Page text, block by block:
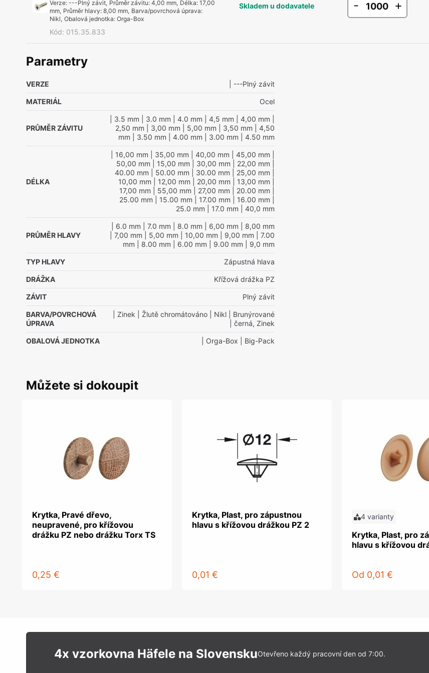
Verze: ---Plný závit, Průměr závitu: 4,00 mm, Délka: 17,00
mm, Průměr hlavy: 8,00 mm, Barva/povrchová úprava:
Nikl, Obalová jednotka: Orga-Box
Kód: 015.35.833
Skladem u dodavatele - +
Parametry
VERZE | ---Plný závit
MATERIÁL Ocel
PRŮMĚR ZÁVITU
| 3.5 mm | 3.0 mm | 4.0 mm | 4,5 mm | 4,00 mm
2,50 mm | 3,00 mm | 5,00 mm | 3,50 mm | 4,50
mm | 3.50 mm | 4.00 mm | 3.00 mm | 4.50 mm
DÉLKA
| 16,00 mm | 35,00 mm | 40,00 mm | 45,00 mm
50,00 mm | 15,00 mm | 30,00 mm | 22,00 mm
40.00 mm | 50.00 mm | 30.00 mm | 25,00 mm
10,00 mm | 12,00 mm | 20,00 mm | 13,00 mm
17,00 mm | 55,00 mm | 27,00 mm | 20.00 mm
25.00 mm | 15.00 mm | 17.00 mm | 16.00 mm
25.0 mm | 17.0 mm | 40,0 mm
PRŮMĚR HLAVY
| 6.0 mm | 7.0 mm | 8.0 mm | 6,00 mm | 8,00 mm
| 7,00 mm | 5,00 mm | 10,00 mm | 9,00 mm | 7.00
mm | 8.00 mm | 6.00 mm | 9.00 mm | 9,0 mm
TYP HLAVY Zápustná hlava
DRÁŽKA Křížová drážka PZ
ZÁVIT Plný závit
BARVA/POVRCHOVÁ
ÚPRAVA
| Zinek | Žlutě chromátováno | Nikl | Brunýrované
| černá, Zinek
OBALOVÁ JEDNOTKA | Orga-Box | Big-Pack
Můžete si dokoupit
Krytka, Pravé dřevo,
neupravené, pro křížovou
drážku PZ nebo drážku Torx TS
0,25 €
Krytka, Plast, pro zápustnou
hlavu s křížovou drážkou PZ 2
0,01 €
4 varianty
Krytka, Plast, pro
hlavu s křížovou
Od 0,01 €
4x vzorkovna Häfele na SlovenskuOtevřeno každý pracovní den od 7:00.